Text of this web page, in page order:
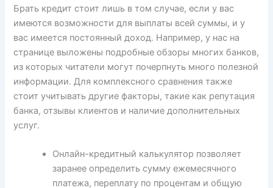
Брать кредит стоит лишь в том случае, если у вас
имеются возможности для выплаты всей суммы, и у
вас имеется постоянный доход. Например, у нас на
странице выложены подробные обзоры многих банков,
из которых читатели могут почерпнуть много полезной
информации. Для комплексного сравнения также
стоит учитывать другие факторы, такие как репутация
банка, отзывы клиентов и наличие дополнительных
услуг.
Онлайн-кредитный калькулятор позволяет
заранее определить сумму ежемесячного
платежа, переплату по процентам и общую